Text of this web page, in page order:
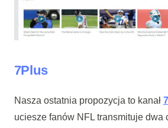
7Plus
Nasza ostatnia propozycja to kanał
uciesze fanów NFL transmituje dwa